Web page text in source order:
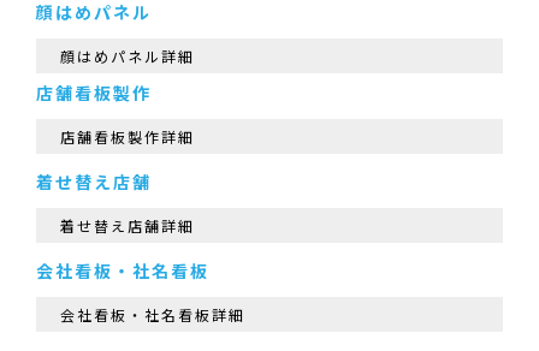
顔はめパネル
顔はめパネル詳細
店舗看板製作
店舗看板製作詳細
着せ替え店舗
着せ替え店舗詳細
会社看板・社名看板
会社看板・社名看板詳細